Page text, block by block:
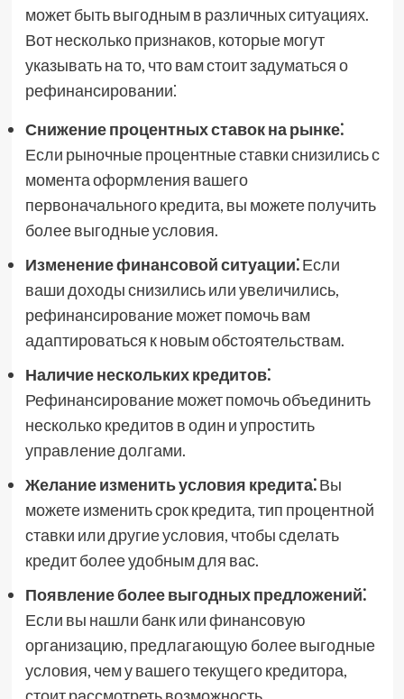
может быть выгодным в различных ситуациях.
Вот несколько признаков, которые могут
указывать на то, что вам стоит задуматься о
рефинансировании⁚
Снижение процентных ставок на рынке⁚
Если рыночные процентные ставки снизились с
момента оформления вашего
первоначального кредита, вы можете получить
более выгодные условия.
Изменение финансовой ситуации⁚Если
ваши доходы снизились или увеличились,
рефинансирование может помочь вам
адаптироваться к новым обстоятельствам.
Наличие нескольких кредитов⁚
Рефинансирование может помочь объединить
несколько кредитов в один и упростить
управление долгами.
Желание изменить условия кредита⁚Вы
можете изменить срок кредита, тип процентной
ставки или другие условия, чтобы сделать
кредит более удобным для вас.
Появление более выгодных предложений⁚
Если вы нашли банк или финансовую
организацию, предлагающую более выгодные
условия, чем у вашего текущего кредитора,